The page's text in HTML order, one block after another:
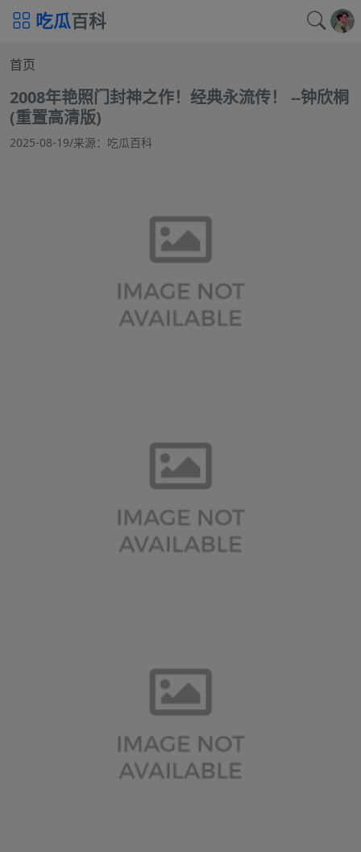
吃瓜百科
首页
2008年艳照门封神之作！经典永流传！ --钟欣桐
(重置高清版)
2025-08-19/来源：吃瓜百科